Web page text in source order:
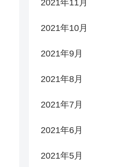
2021年11月
2021年10月
2021年9月
2021年8月
2021年7月
2021年6月
2021年5月